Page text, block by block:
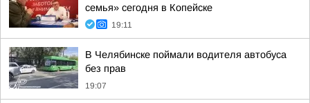
семья» сегодня в Копейске
19:11
В Челябинске поймали водителя автобуса
без прав
19:07